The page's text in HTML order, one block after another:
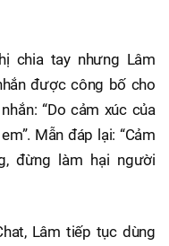
chia tay nhưng Lâm
được công bố cho
“Do cảm xúc của
Mẫn đáp lại: “Cảm
đừng làm hại người
Lâm tiếp tục dùng